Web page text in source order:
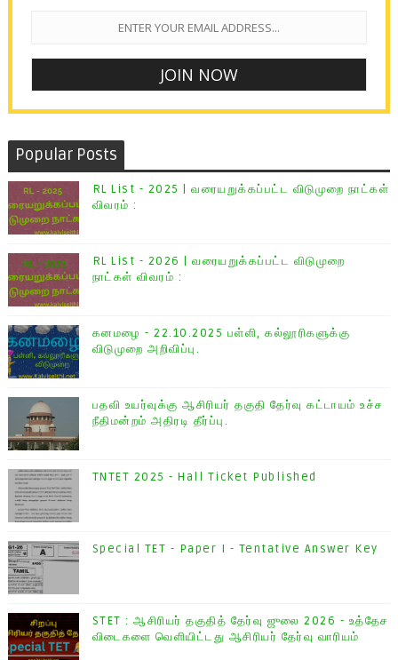
Popular Posts
RL List - 2025 | வரையறுக்கப்பட்ட விடுமுறை நாட்கள்
விவரம் :
RL List - 2026 | வரையறுக்கப்பட்ட விடுமுறை
நாட்கள் விவரம் :
கனமழை - 22.10.2025 பள்ளி, கல்லூரிகளுக்கு
விடுமுறை அறிவிப்பு.
பதவி உயர்வுக்கு ஆசிரியர் தகுதி தேர்வு கட்டாயம் உச்ச
நீதிமன்றம் அதிரடி தீர்ப்பு.
TNTET 2025 - Hall Ticket Published
Special TET - Paper I - Tentative Answer Key
STET : ஆசிரியர் தகுதித் தேர்வு ஜுலை 2026 - உத்தேச
விடைகளை வெளியிட்டது ஆசிரியர் தேர்வு வாரியம்